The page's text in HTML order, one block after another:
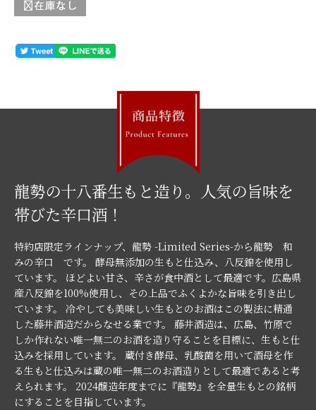
龍勢の十八番生もと造り。人気の旨味を
帯びた辛口酒！
特約店限定ラインナップ、龍勢 -Limited Series-から龍勢 和
みの辛口 です。 酵母無添加の生もと仕込み、八反錦を使用し
ています。 ほどよい甘さ、辛さが食中酒として最適です。広島県
産八反錦を100%使用し、その上品でふくよかな旨味を引き出し
ています。 冷やしても美味しい生もとのお酒はこの製法に精通
した藤井酒造だからなせる業です。 藤井酒造は、広島、竹原で
しか作れない唯一無二のお酒を造り守ることを目標に、生もと仕
込みを採用しています。 蔵付き酵母、乳酸菌を用いて酒母を作
る生もと仕込みは蔵の唯一無二のお酒造りとして最適であると考
えられます。 2024醸造年度までに『龍勢』を全量生もとの銘柄
にすることを目指しています。